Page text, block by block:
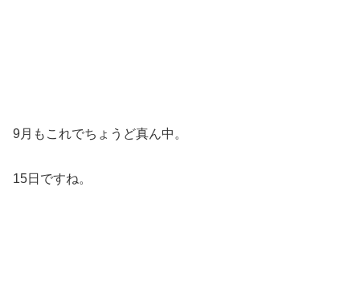
9月もこれでちょうど真ん中。
15日ですね。